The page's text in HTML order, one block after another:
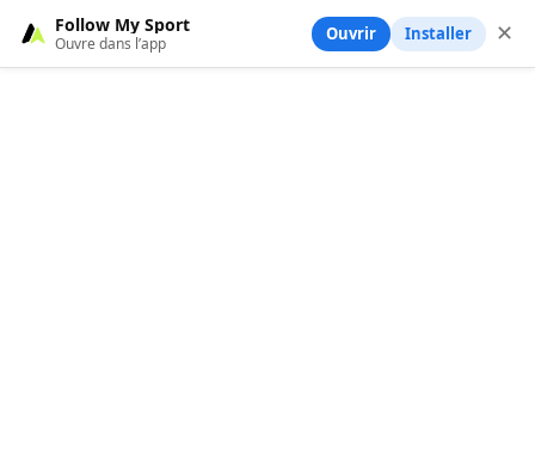
Follow My Sport
Ouvre dans l’app Ouvrir Installer ✕